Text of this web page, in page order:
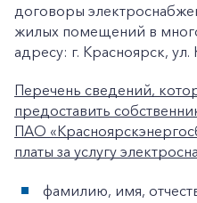
договоры
жилых помещений в
адресу: г. Красноярск, ул.
Перечень сведений,
предоставить
ПАО
платы за услугу
фамилию, имя,